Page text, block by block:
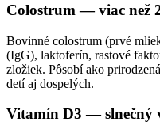
Colostrum — viac než
Bovinné colostrum (prvé
(IgG), laktoferín, rastové
zložiek. Pôsobí ako
detí aj dospelých.
Vitamín D3 — slnečný